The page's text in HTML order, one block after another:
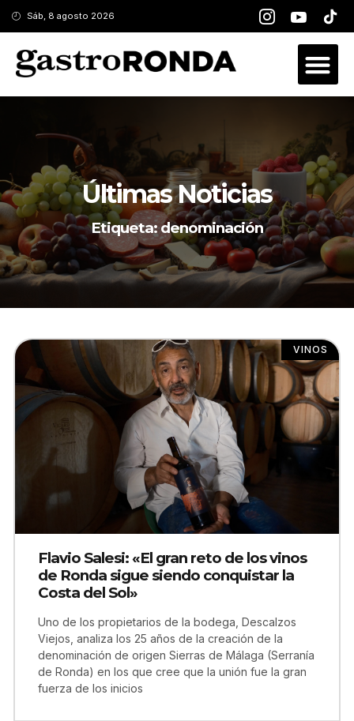
Sáb, 8 agosto 2026
Últimas Noticias
Etiqueta: denominación
VINOS
Flavio Salesi: «El gran reto de los vinos
de Ronda sigue siendo conquistar la
Costa del Sol»
Uno de los propietarios de la bodega, Descalzos
Viejos, analiza los 25 años de la creación de la
denominación de origen Sierras de Málaga (Serranía
de Ronda) en los que cree que la unión fue la gran
fuerza de los inicios